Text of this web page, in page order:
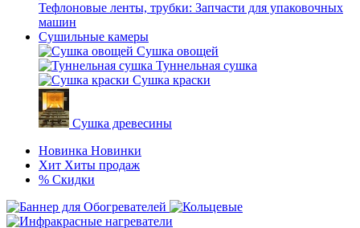
Тефлоновые ленты, трубки: Запчасти для упаковочных
машин
Сушильные камеры
Сушка овощей
Туннельная сушка
Сушка краски
Сушка древесины
Новинка Новинки
Хит Хиты продаж
% Скидки